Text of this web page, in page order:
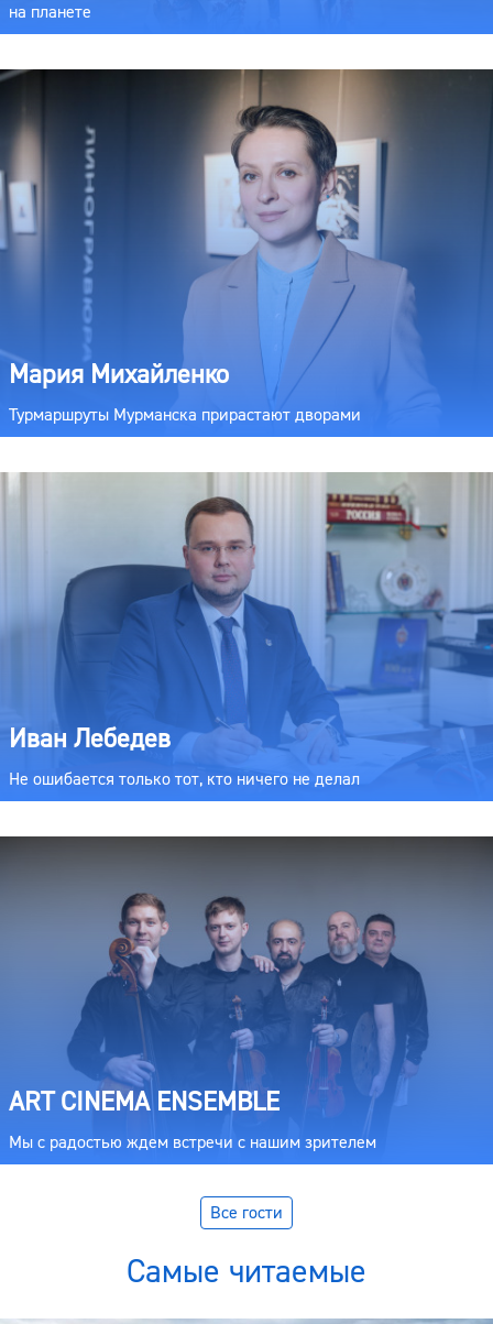
на планете
Мария Михайленко
Турмаршруты Мурманска прирастают дворами
Иван Лебедев
Не ошибается только тот, кто ничего не делал
ART CINEMA ENSEMBLE
Мы с радостью ждем встречи с нашим зрителем
Все гости
Самые читаемые